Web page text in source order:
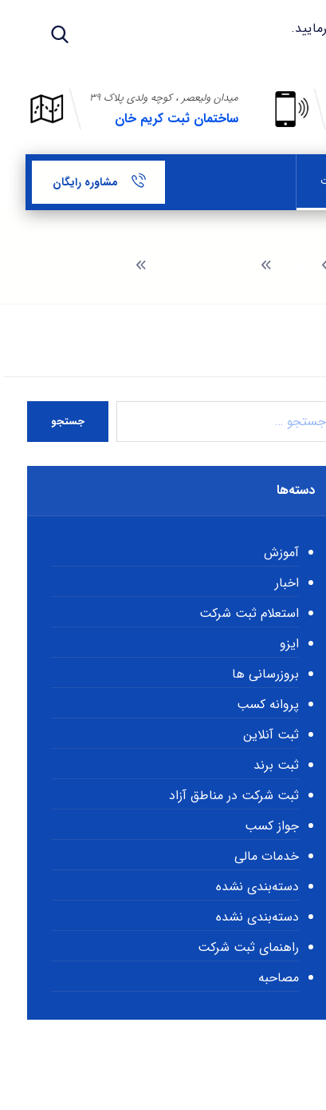
میدان ولیعصر ، کوچه ولدی پلاک ۳۹
ساختمان ثبت کریم خان
مشاوره رایگان
جستجو
دسته‌ها
آموزش
اخبار
استعلام ثبت شرکت
ایزو
بروزرسانی ها
پروانه کسب
ثبت آنلاین
ثبت برند
ثبت شرکت در مناطق آزاد
جواز کسب
خدمات مالی
دسته‌بندی نشده
دسته‌بندی نشده
راهنمای ثبت شرکت
مصاحبه